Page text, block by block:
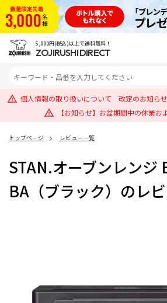
5,000円(税込)以上で送料無料！
ZOJIRUSHI DIRECT
個人情報の取り扱いについて 改定のお知ら
【お知らせ】お盆期間中の休業お
トップページ レビュー一覧
STAN.オーブンレンジ
BA（ブラック）のレ